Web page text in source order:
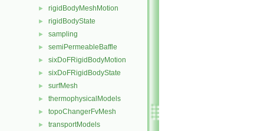
► rigidBodyMeshMotion
► rigidBodyState
► sampling
► semiPermeableBaffle
► sixDoFRigidBodyMotion
► sixDoFRigidBodyState
► surfMesh
► thermophysicalModels
► topoChangerFvMesh
► transportModels